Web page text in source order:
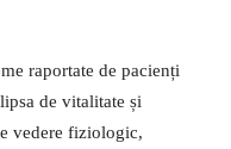
raportate de pacienți
de vitalitate și
vedere fiziologic,